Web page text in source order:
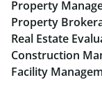
Retail in Linz
Property
Property
Real Estate
Construction
Facility